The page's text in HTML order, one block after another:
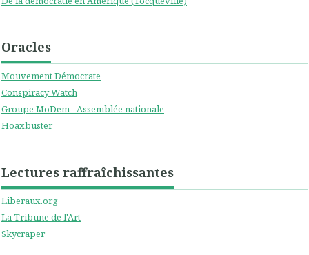
Oracles
Mouvement Démocrate
Conspiracy Watch
Groupe MoDem - Assemblée nationale
Hoaxbuster
Lectures raffraîchissantes
Liberaux.org
La Tribune de l'Art
Skycraper